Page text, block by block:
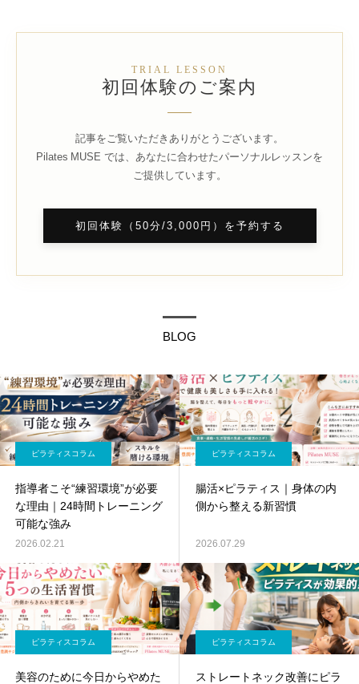
TRIAL LESSON
初回体験のご案内
記事をご覧いただきありがとうございます。
Pilates MUSE では、あなたに合わせたパーソナルレッスンを
ご提供しています。
初回体験（50分/3,000円）を予約する
BLOG
ピラティスコラム
指導者こそ“練習環境”が必要
な理由｜24時間トレーニング
可能な強み
2026.02.21
ピラティスコラム
腸活×ピラティス｜身体の内
側から整える新習慣
2026.07.29
ピラティスコラム
美容のために今日からやめた
ピラティスコラム
ストレートネック改善にピラ